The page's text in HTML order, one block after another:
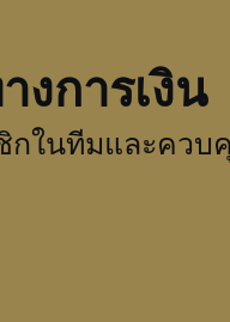
การเงิน
กในทีมและควบ